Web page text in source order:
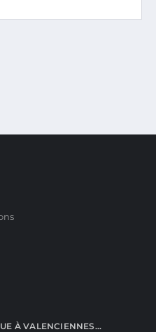
À VALENCIENNES…